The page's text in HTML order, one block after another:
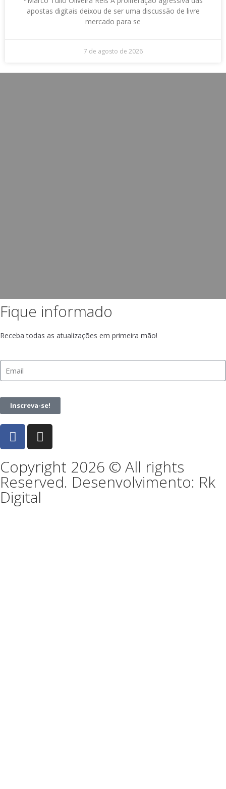
apostas digitais deixou de ser uma discussão de livre
mercado para se
7 de agosto de 2026
Fique informado
Receba todas as atualizações em primeira mão!
Inscreva-se!
Copyright 2026 © All rights
Reserved. Desenvolvimento: Rk
Digital